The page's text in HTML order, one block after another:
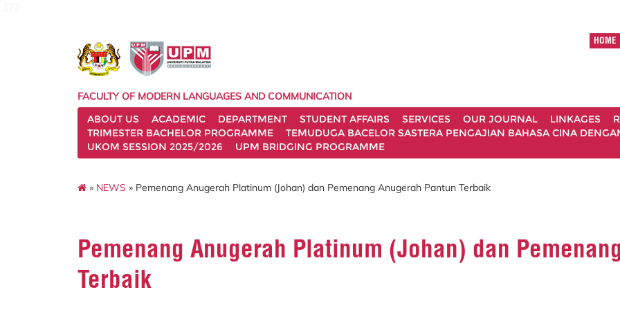
HOME
FACULTY OF MODERN LANGUAGES AND COMMUNICATION
ABOUT US
ACADEMIC DEPARTMENT STUDENT AFFAIRS SERVICES OUR JOURNAL LINKAGES
TRIMESTER BACHELOR PROGRAMME
TEMUDUGA BACELOR SASTERA PENGAJIAN BAHASA CINA
UKOM SESSION 2025/2026
UPM BRIDGING PROGRAMME
» NEWS » Pemenang Anugerah Platinum (Johan) dan Pemenang Anugerah Pantun Terbaik
Pemenang Anugerah Platinum (Johan) dan
Terbaik